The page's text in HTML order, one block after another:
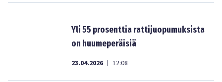
Yli 55 prosenttia rattijuopumuksista
on huumeperäisiä
23.04.2026 | 12:08